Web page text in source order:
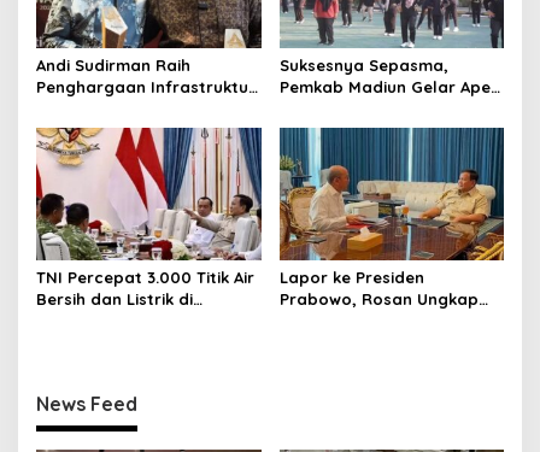
Andi Sudirman Raih
Penghargaan Infrastruktur,
Melesat
Suksesnya Sepasma,
Pemkab Madiun Gelar Apel
TNI Percepat 3.000 Titik Air
Bersih dan Listrik di
Lapor ke Presiden
Prabowo, Rosan Ungkap
News Feed